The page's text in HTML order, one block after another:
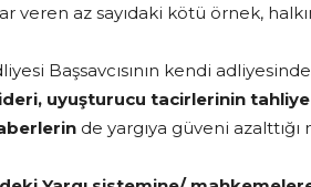
veren az sayıdaki kötü örnek,
Başsavcısının kendi
uyuşturucu tacirlerinin
de yargıya güveni azalttığı